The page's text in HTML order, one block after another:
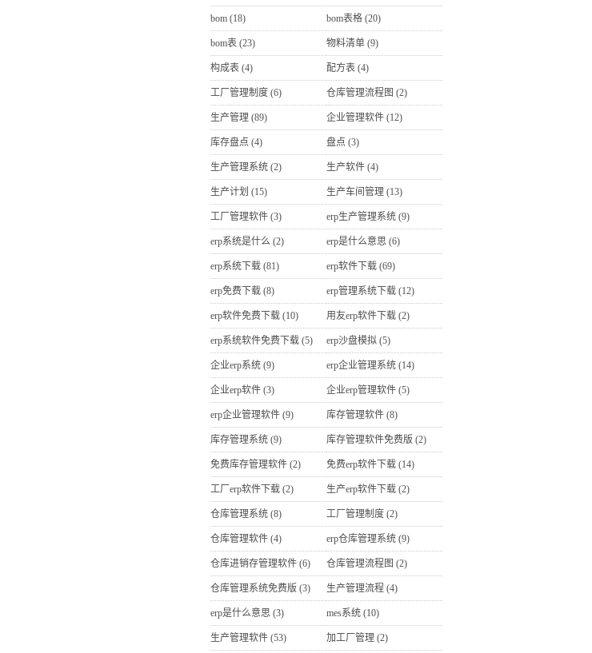
bom (18) bom表格 (20)
bom表 (23) 物料清单 (9)
构成表 (4) 配方表 (4)
工厂管理制度 (6) 仓库管理流程图 (2)
生产管理 (89) 企业管理软件 (12)
库存盘点 (4) 盘点 (3)
生产管理系统 (2) 生产软件 (4)
生产计划 (15) 生产车间管理 (13)
工厂管理软件 (3) erp生产管理系统 (9)
erp系统是什么 (2) erp是什么意思 (6)
erp系统下载 (81) erp软件下载 (69)
erp免费下载 (8) erp管理系统下载 (12)
erp软件免费下载 (10) 用友erp软件下载 (2)
erp系统软件免费下载 (5) erp沙盘模拟 (5)
企业erp系统 (9) erp企业管理系统 (14)
企业erp软件 (3) 企业erp管理软件 (5)
erp企业管理软件 (9) 库存管理软件 (8)
库存管理系统 (9) 库存管理软件免费版 (2)
免费库存管理软件 (2) 免费erp软件下载 (14)
工厂erp软件下载 (2) 生产erp软件下载 (2)
仓库管理系统 (8) 工厂管理制度 (2)
仓库管理软件 (4) erp仓库管理系统 (9)
仓库进销存管理软件 (6) 仓库管理流程图 (2)
仓库管理系统免费版 (3) 生产管理流程 (4)
erp是什么意思 (3) mes系统 (10)
生产管理软件 (53) 加工厂管理 (2)